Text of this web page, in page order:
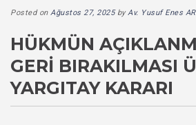
Posted on Ağustos 27, 2025byAv. Yusuf Enes
HÜKMÜN
GERI BIRAKILMASI
YARGITAY KARARI